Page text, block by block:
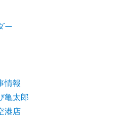
ー
情報
亀太郎
港店